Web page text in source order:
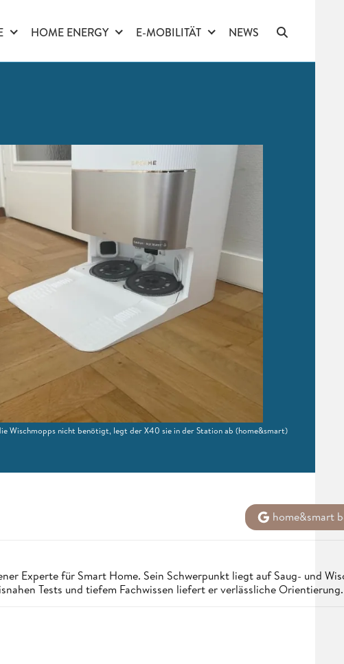
HOME ENERGY E-MOBILITÄT NEWS
Wischmopps nicht benötigt, legt der X40 sie in der Station ab (home&smart)
home&smart
Experte für Smart Home. Sein Schwerpunkt liegt auf Saug- und
Tests und tiefem Fachwissen liefert er verlässliche Orientierung.